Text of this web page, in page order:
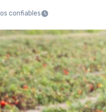
confiables